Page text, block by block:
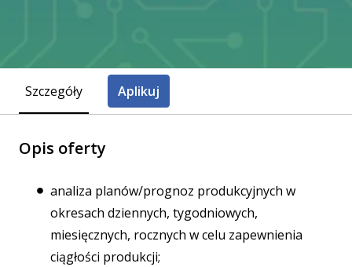
Szczegóły Aplikuj
Opis oferty
analiza planów/prognoz produkcyjnych w
okresach dziennych, tygodniowych,
miesięcznych, rocznych w celu zapewnienia
ciągłości produkcji;